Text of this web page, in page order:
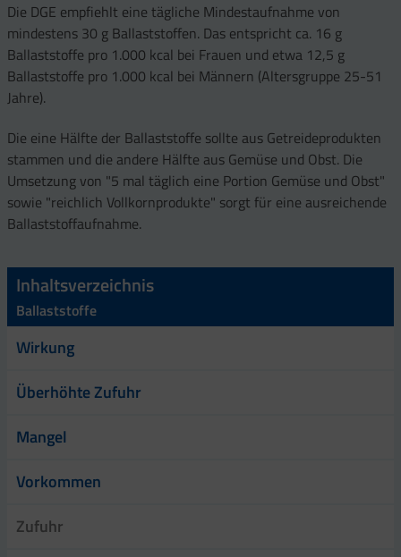
Die DGE empfiehlt eine tägliche Mindestaufnahme von
mindestens 30 g Ballaststoffen. Das entspricht ca. 16 g
Ballaststoffe pro 1.000 kcal bei Frauen und etwa 12,5 g
Ballaststoffe pro 1.000 kcal bei Männern (Altersgruppe 25-51
Jahre).
Die eine Hälfte der Ballaststoffe sollte aus Getreideprodukten
stammen und die andere Hälfte aus Gemüse und Obst. Die
Umsetzung von "5 mal täglich eine Portion Gemüse und Obst"
sowie "reichlich Vollkornprodukte" sorgt für eine ausreichende
Ballaststoffaufnahme.
Inhaltsverzeichnis
Ballaststoffe
Wirkung
Überhöhte Zufuhr
Mangel
Vorkommen
Zufuhr